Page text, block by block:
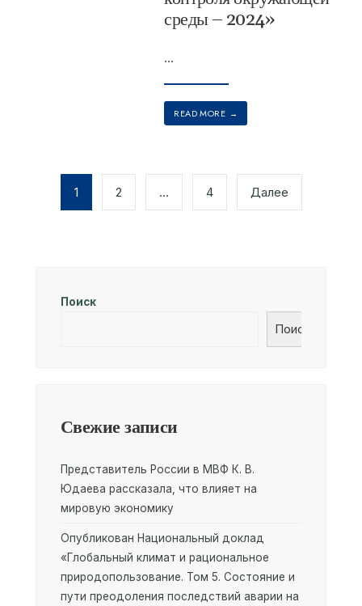
среды – 2024»
...
READ MORE →
1 2 … 4 Далее
Поиск
Поиск
Свежие записи
Представитель России в МВФ К. В.
Юдаева рассказала, что влияет на
мировую экономику
Опубликован Национальный доклад
«Глобальный климат и рациональное
природопользование. Том 5. Состояние и
пути преодоления последствий аварии на